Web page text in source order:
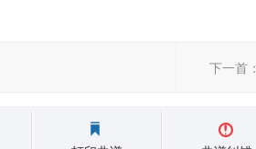
下一首：